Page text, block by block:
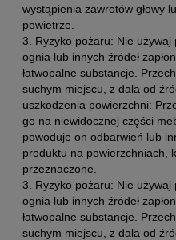
wystąpienia zawrotów głowy
powietrze.
3. Ryzyko pożaru: Nie
ognia lub innych źródeł
łatwopalne substancje.
suchym miejscu, z dala od
uszkodzenia powierzchni:
go na niewidocznej części
powoduje on odbarwień lub
produktu na powierzchniach,
przeznaczone.
3. Ryzyko pożaru: Nie
ognia lub innych źródeł
łatwopalne substancje.
suchym miejscu, z dala od